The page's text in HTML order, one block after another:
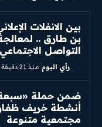
بين الانفلات
بن طارق ..
التواصل
رأي اليوم منذ 21 دقيقة
ضمن حملة «سبعة
مجتمعية متنوعة